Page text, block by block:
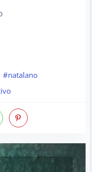
#natalano